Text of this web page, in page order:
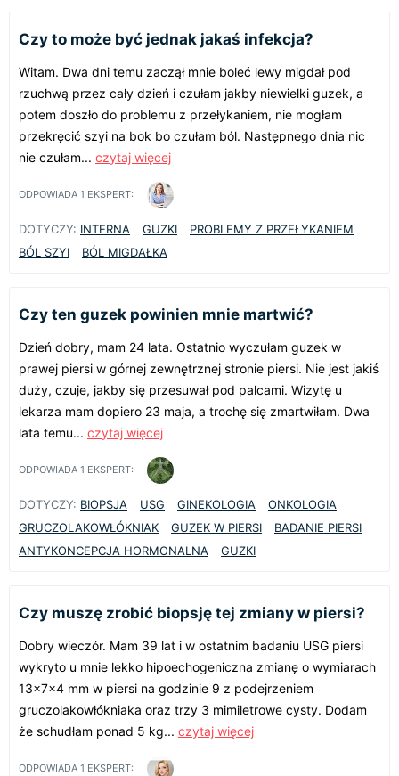
Czy to może być jednak jakaś infekcja?
Witam. Dwa dni temu zaczął mnie boleć lewy migdał pod
rzuchwą przez cały dzień i czułam jakby niewielki guzek, a
potem doszło do problemu z przełykaniem, nie mogłam
przekręcić szyi na bok bo czułam ból. Następnego dnia nic
nie czułam... czytaj więcej
ODPOWIADA 1 EKSPERT:
DOTYCZY: INTERNA GUZKI
PROBLEMY Z PRZEŁYKANIEM
BÓL SZYI
BÓL MIGDAŁKA
Czy ten guzek powinien mnie martwić?
Dzień dobry, mam 24 lata. Ostatnio wyczułam guzek w
prawej piersi w górnej zewnętrznej stronie piersi. Nie jest jakiś
duży, czuje, jakby się przesuwał pod palcami. Wizytę u
lekarza mam dopiero 23 maja, a trochę się zmartwiłam. Dwa
lata temu... czytaj więcej
ODPOWIADA 1 EKSPERT:
DOTYCZY: BIOPSJA USG GINEKOLOGIA
ONKOLOGIA
GRUCZOLAKOWŁÓKNIAK
GUZEK W PIERSI
BADANIE PIERSI
ANTYKONCEPCJA HORMONALNA
GUZKI
Czy muszę zrobić biopsję tej zmiany w piersi?
Dobry wieczór. Mam 39 lat i w ostatnim badaniu USG piersi
wykryto u mnie lekko hipoechogeniczna zmianę o wymiarach
13x7x4 mm w piersi na godzinie 9 z podejrzeniem
gruczolakowłókniaka oraz trzy 3 mimiletrowe cysty. Dodam
że schudłam ponad 5 kg... czytaj więcej
ODPOWIADA 1 EKSPERT: